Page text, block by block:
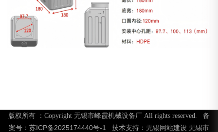
版权所有 ：Copyright 无锡市峰霞机械设备厂 All rights reserved. 备
案号： 苏ICP备2025174440号-1 技术支持： 无锡网站建设 无锡市